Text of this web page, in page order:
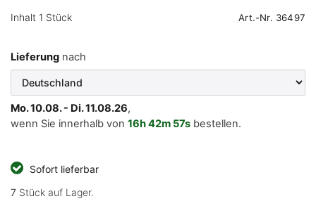
Inhalt 1 Stück Art.-Nr. 36497
Lieferung nach
Mo. 10.08. - Di. 11.08.26,
wenn Sie innerhalb von 16h42m 57s bestellen.
Sofort lieferbar
7 Stück auf Lager.